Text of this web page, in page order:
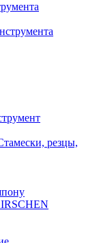
резцы,